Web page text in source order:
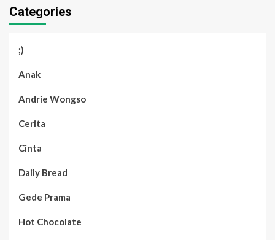
Categories
;)
Anak
Andrie Wongso
Cerita
Cinta
Daily Bread
Gede Prama
Hot Chocolate